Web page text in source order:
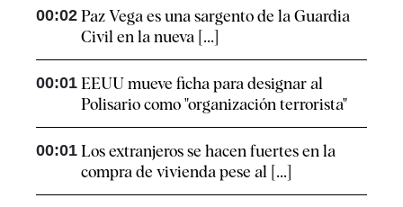
00:02 Paz Vega es una sargento de la Guardia
Civil en la nueva [...]
00:01 EEUU mueve ficha para designar al
Polisario como "organización terrorista"
00:01 Los extranjeros se hacen fuertes en la
compra de vivienda pese al [...]